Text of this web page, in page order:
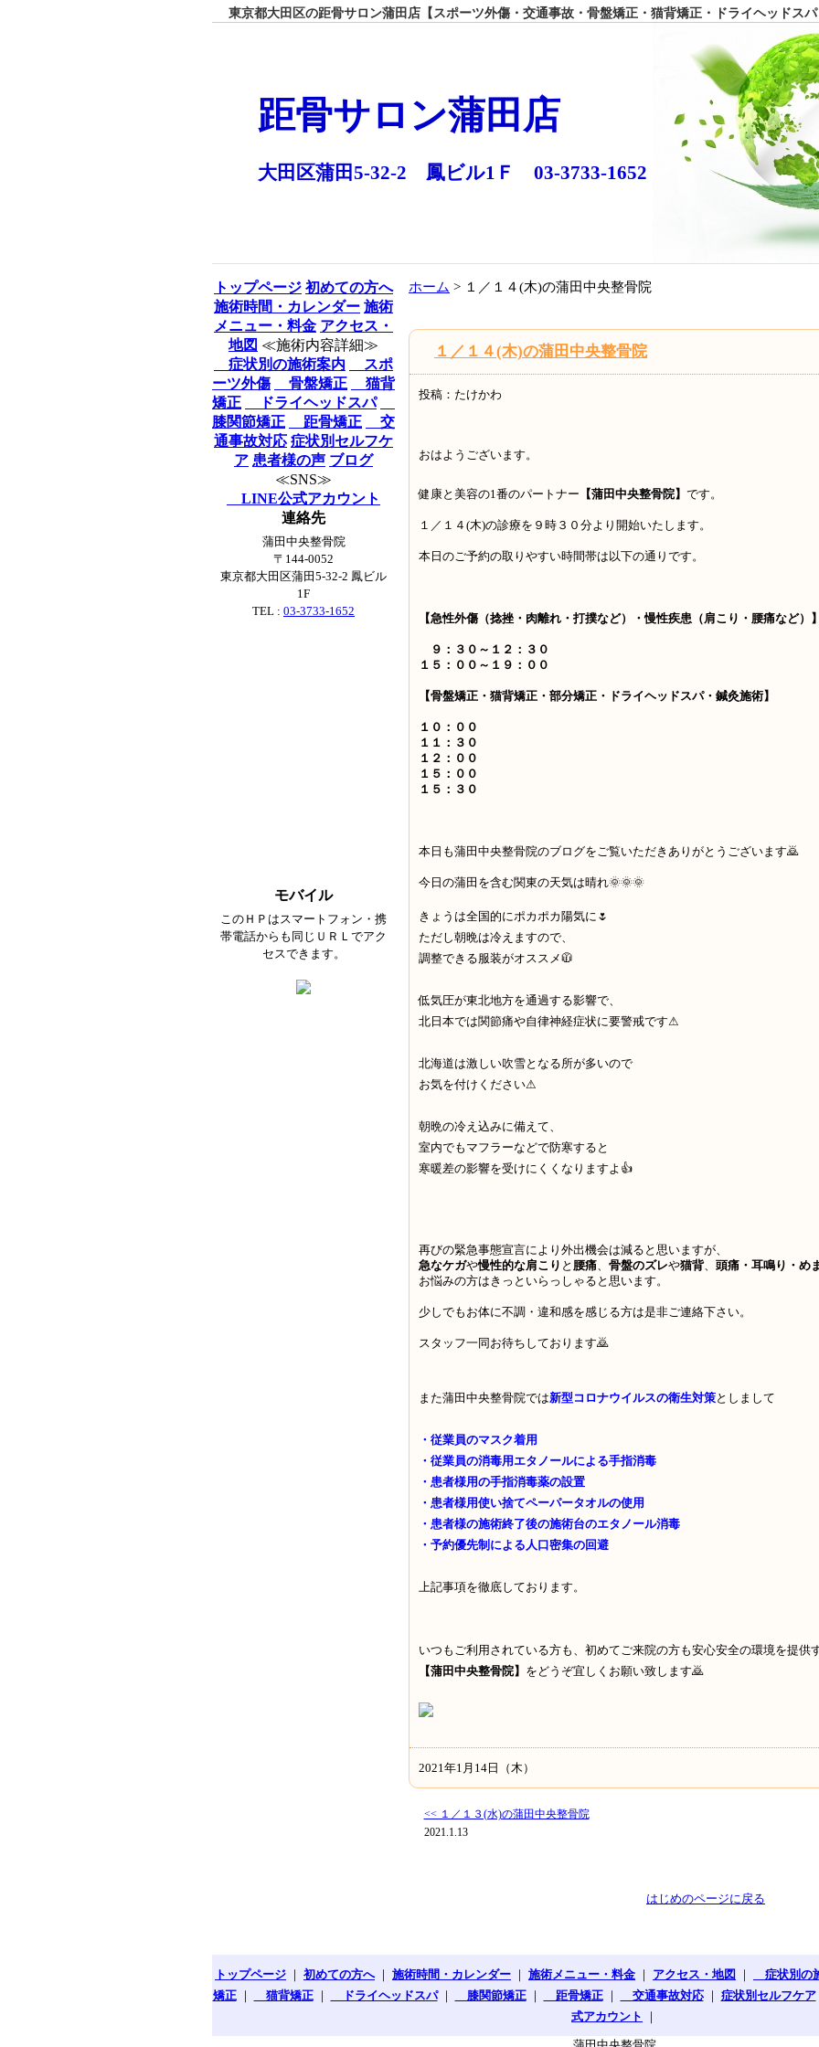
東京都大田区の距骨サロン蒲田店【スポーツ外傷・交通事故・骨盤矯正・猫背矯正・ドライヘッドス
距骨サロン蒲田店
大田区蒲田5-32-2 鳳ビル1Ｆ 03-3733-1652
トップページ 初めての方へ
施術時間・カレンダー 施術
メニュー・料金 アクセス・
地図 ≪施術内容詳細≫
症状別の施術案内
スポ
ーツ外傷
骨盤矯正
猫背
矯正
ドライヘッドスパ
膝関節矯正
距骨矯正
交
通事故対応 症状別セルフケ
ア 患者様の声 ブログ
≪SNS≫
LINE公式アカウント
連絡先
蒲田中央整骨院
〒144-0052
東京都大田区蒲田5-32-2 鳳ビル
1F
TEL : 03-3733-1652
モバイル
このＨＰはスマートフォン・携
帯電話からも同じＵＲＬでアク
セスできます。
ホーム > １／１４(木)の蒲田中央整骨院
１／１４(木)の蒲田中央整骨院
投稿：たけかわ
おはようございます。
健康と美容の1番のパートナー 【蒲田中央整骨院】 です。
１／１４(木)の診療を９時３０分より開始いたします。
本日のご予約の取りやすい時間帯は以下の通りです。
【急性外傷（捻挫・肉離れ・打撲など）・慢性疾患（肩こり・腰痛など）
９：３０～１２：３０
１５：００～１９：００
【骨盤矯正・猫背矯正・部分矯正・ドライヘッドスパ・鍼灸施術】
１０：００
１１：３０
１２：００
１５：００
１５：３０
本日も蒲田中央整骨院のブログをご覧いただきありがとうございます🙇
今日の蒲田を含む関東の天気は晴れ🌞🌞🌞
きょうは全国的にポカポカ陽気に🌷
ただし朝晩は冷えますので、
調整できる服装がオススメ🧥
低気圧が東北地方を通過する影響で、
北日本では関節痛や自律神経症状に要警戒です⚠
北海道は激しい吹雪となる所が多いので
お気を付けください⚠
朝晩の冷え込みに備えて、
室内でもマフラーなどで防寒すると
寒暖差の影響を受けにくくなりますよ👍
再びの緊急事態宣言により外出機会は減ると思いますが、
急なケガや慢性的な肩こり と 腰痛、 骨盤のズレや猫背、 頭痛・耳鳴り・め
お悩みの方はきっといらっしゃると思います。
少しでもお体に不調・違和感を感じる方は是非ご連絡下さい。
スタッフ一同お待ちしております🙇
また蒲田中央整骨院では新型コロナウイルスの衛生対策としまして
・従業員のマスク着用
・従業員の消毒用エタノールによる手指消毒
・患者様用の手指消毒薬の設置
・患者様用使い捨てペーパータオルの使用
・患者様の施術終了後の施術台のエタノール消毒
・予約優先制による人口密集の回避
上記事項を徹底しております。
いつもご利用されている方も、初めてご来院の方も安心安全の環境を提供
【蒲田中央整骨院】 をどうぞ宜しくお願い致します🙇
2021年1月14日（木）
<< １／１３(水)の蒲田中央整骨院
2021.1.13
はじめのページに戻る
トップページ ｜ 初めての方へ｜ 施術時間・カレンダー ｜ 施術メニュー・料金 ｜ アクセス・地図 ｜
症状別の
矯正｜ 猫背矯正｜ ドライヘッドスパ｜ 膝関節矯正｜ 距骨矯正｜ 交通事故対応｜ 症状別セルフケア
式アカウント
｜